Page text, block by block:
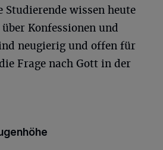
Studierende wissen heute
Konfessionen und
neugierig und offen für
Frage nach Gott in der